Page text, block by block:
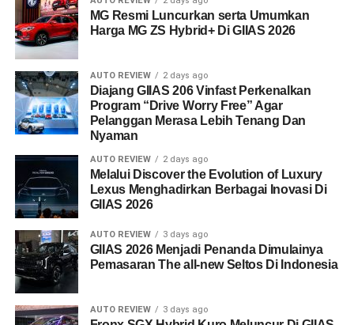
MG Resmi Luncurkan serta Umumkan
Harga MG ZS Hybrid+ Di GIIAS 2026
AUTO REVIEW 2 days ago
Diajang GIIAS 206 Vinfast Perkenalkan
Program “Drive Worry Free” Agar
Pelanggan Merasa Lebih Tenang Dan
Nyaman
AUTO REVIEW 2 days ago
Melalui Discover the Evolution of Luxury
Lexus Menghadirkan Berbagai Inovasi Di
GIIAS 2026
AUTO REVIEW 3 days ago
GIIAS 2026 Menjadi Penanda Dimulainya
Pemasaran The all-new Seltos Di Indonesia
AUTO REVIEW 3 days ago